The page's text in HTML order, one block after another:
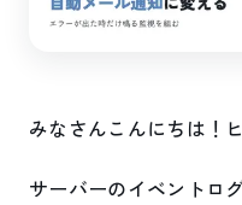
みなさんこんにちは！
サーバーのイベントロ